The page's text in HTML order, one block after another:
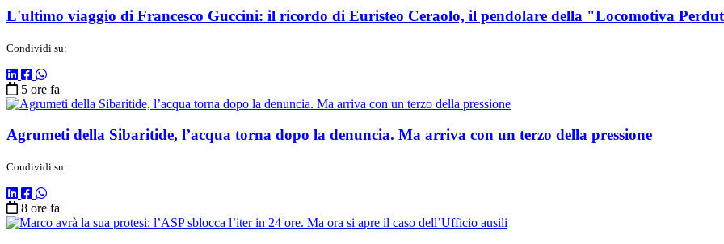
L'ultimo viaggio di Francesco Guccini: il ricordo di Euristeo Ceraolo, il pendolare della "Locomotiva
Condividi su:
5 ore fa
Agrumeti della Sibaritide, l’acqua torna dopo la denuncia. Ma arriva con un terzo della pressione
Condividi su:
8 ore fa